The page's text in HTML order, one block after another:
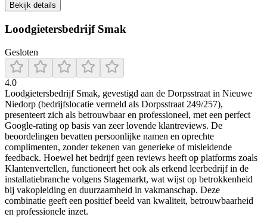
Bekijk details
Loodgietersbedrijf Smak
Gesloten
4.0
Loodgietersbedrijf Smak, gevestigd aan de Dorpsstraat in Nieuwe
Niedorp (bedrijfslocatie vermeld als Dorpsstraat 249/257),
presenteert zich als betrouwbaar en professioneel, met een perfect
Google-rating op basis van zeer lovende klantreviews. De
beoordelingen bevatten persoonlijke namen en oprechte
complimenten, zonder tekenen van generieke of misleidende
feedback. Hoewel het bedrijf geen reviews heeft op platforms zoals
Klantenvertellen, functioneert het ook als erkend leerbedrijf in de
installatiebranche volgens Stagemarkt, wat wijst op betrokkenheid
bij vakopleiding en duurzaamheid in vakmanschap. Deze
combinatie geeft een positief beeld van kwaliteit, betrouwbaarheid
en professionele inzet.